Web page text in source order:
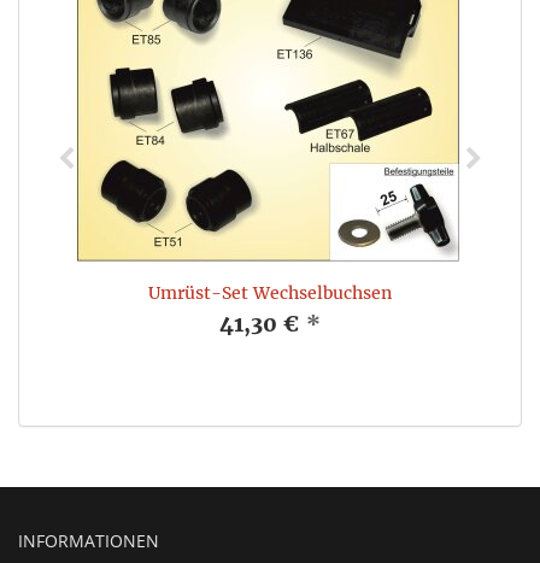
Umrüst-Set Wechselbuchsen
41,30 € *
INFORMATIONEN